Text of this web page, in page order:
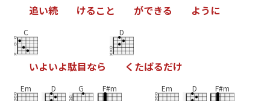
追い続 けるこ と ができる よう に
C
いよいよ駄目なら
D
く たばるだけ
Em D G F#m Em D F#m